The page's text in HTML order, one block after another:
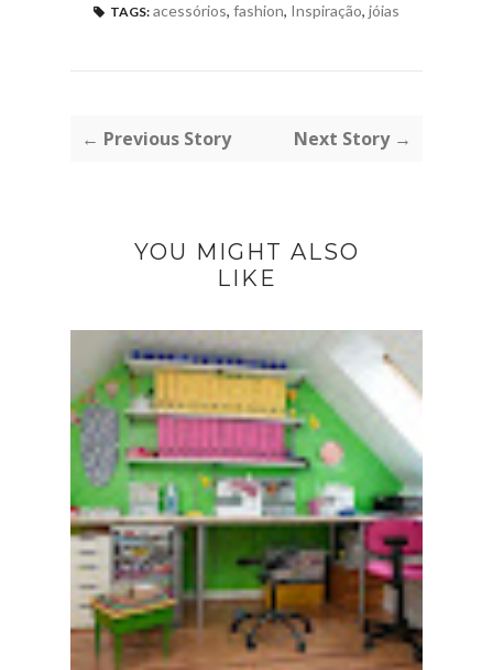
TAGS: acessórios, fashion, Inspiração, jóias
← Previous Story Next Story →
YOU MIGHT ALSO
LIKE